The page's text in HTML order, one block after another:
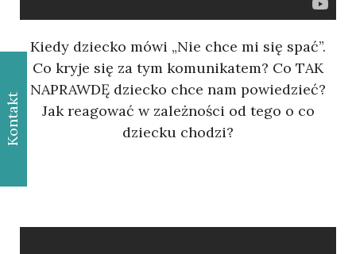
Kiedy dziecko mówi „Nie chce mi się spać”.
Co kryje się za tym komunikatem? Co TAK
NAPRAWDĘ dziecko chce nam powiedzieć?
Jak reagować w zależności od tego o co
dziecku chodzi?
Kontakt